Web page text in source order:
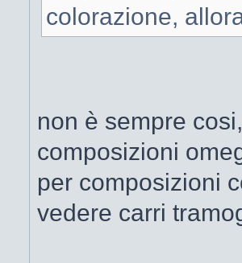
colorazione,
non è sempre cosi,
composizioni
per composizioni
vedere carri